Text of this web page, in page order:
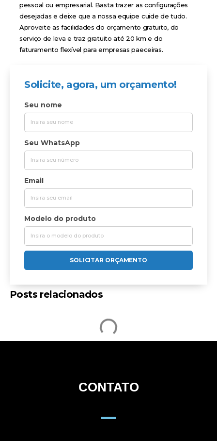
pessoal ou empresarial. Basta trazer as configurações
desejadas e deixe que a nossa equipe cuide de tudo.
Aproveite as facilidades do orçamento gratuito, do
serviço de leva e traz gratuito até 20 km e do
faturamento flexível para empresas paeceiras.
Solicite, agora, um orçamento!
Seu nome
Seu WhatsApp
Email
Modelo do produto
SOLICITAR ORÇAMENTO
Posts relacionados
CONTATO